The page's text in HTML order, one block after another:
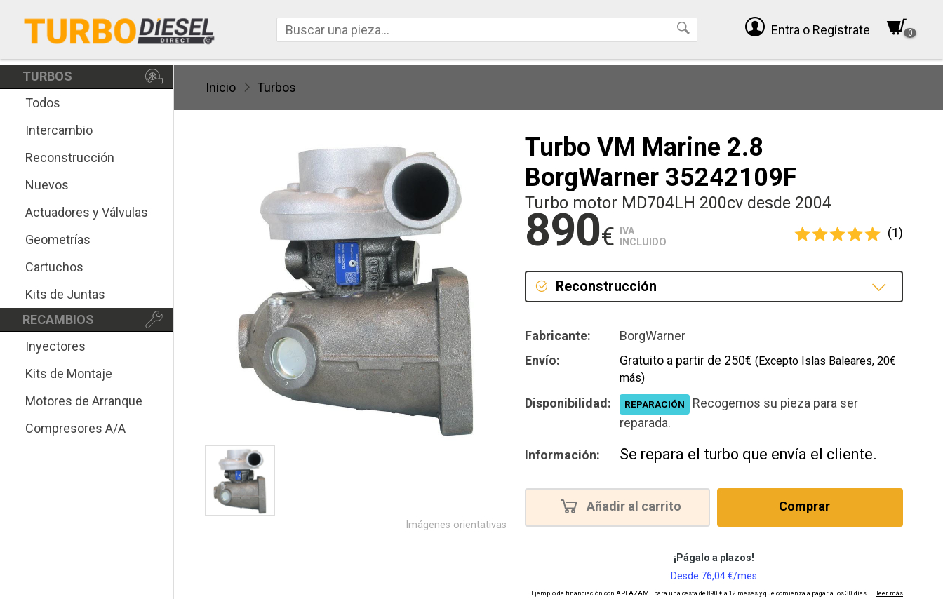
Entra o Regístrate 0
TURBOS
Todos
Intercambio
Reconstrucción
Nuevos
Actuadores y Válvulas
Geometrías
Cartuchos
Kits de Juntas
RECAMBIOS
Inyectores
Kits de Montaje
Motores de Arranque
Compresores A/A
Inicio Turbos
Turbo VM Marine 2.8
BorgWarner 35242109F
Turbo motor MD704LH 200cv desde 2004
890€
IVA
INCLUIDO
(1)
Reconstrucción
Fabricante:
BorgWarner
Envío:
Gratuito a partir de 250€ (Excepto Islas Baleares, 20€
más)
Disponibilidad: REPARACIÓN
Recogemos su pieza para ser
reparada.
Información: Se repara el turbo que envía el cliente.
Añadir al carrito Comprar
Imágenes orientativas